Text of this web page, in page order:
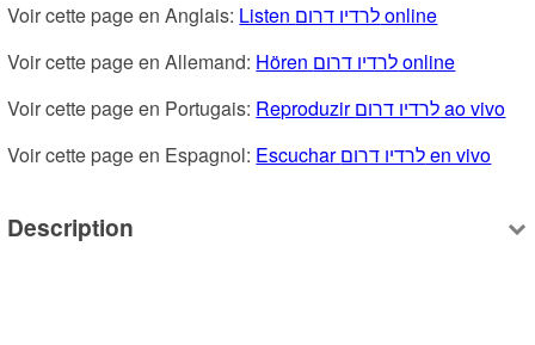
Voir cette page en Anglais:
Listen לרדיו דרום online
Voir cette page en Allemand:
Hören לרדיו דרום online
Voir cette page en Portugais:
Reproduzir לרדיו דרום ao vivo
Voir cette page en Espagnol:
Escuchar לרדיו דרום en vivo
Description